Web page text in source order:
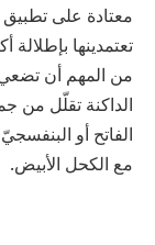
معتادة على
تعتمدينها بإطلالة
من المهم أن
الداكنة تقلّل من
الفاتح أو
مع الكحل الأبيض.